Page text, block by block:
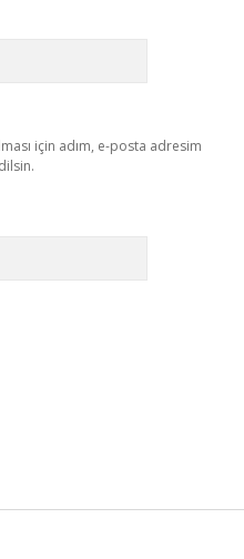
için adım, e-posta adresim